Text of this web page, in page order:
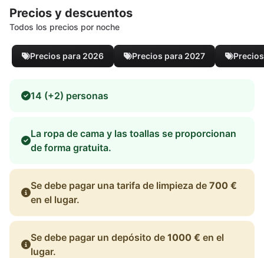
Precios y descuentos
Todos los precios por noche
Precios para 2026 Precios para 2027
14 (+2) personas
La ropa de cama y las toallas se proporcionan
de forma gratuita.
Se debe pagar una tarifa de limpieza de 700 €
en el lugar.
Se debe pagar un depósito de 1000 € en el
lugar.